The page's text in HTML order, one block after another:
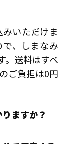
いただけま
、しまなみ
。送料はすべ
ご負担は0円
ますか？